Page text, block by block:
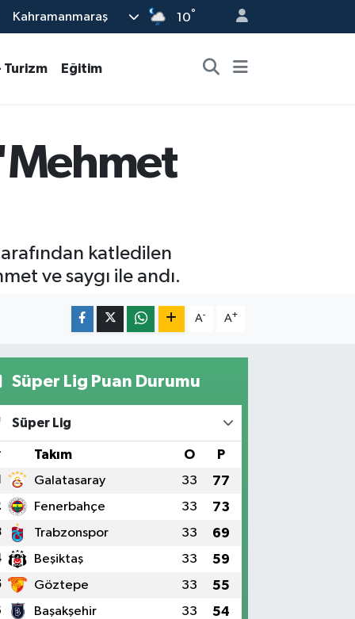
Kahramanmaraş 10°
Turizm Eğitim
katledilen
ve saygı ile andı.
A- A+
Süper Lig Puan Durumu
Süper Lig
Takım O P
Galatasaray 33 77
Fenerbahçe 33 73
Trabzonspor 33 69
Beşiktaş 33 59
Göztepe 33 55
Başakşehir 33 54